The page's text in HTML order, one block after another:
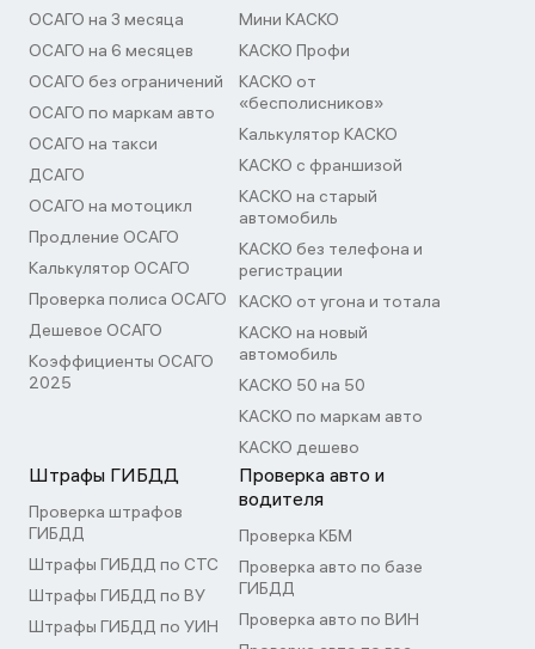
ОСАГО на 3 месяца
ОСАГО на 6 месяцев
ОСАГО без ограничений
ОСАГО по маркам авто
ОСАГО на такси
ДСАГО
ОСАГО на мотоцикл
Продление ОСАГО
Калькулятор ОСАГО
Проверка полиса ОСАГО
Дешевое ОСАГО
Коэффициенты ОСАГО
2025
Мини КАСКО
КАСКО Профи
КАСКО от
«бесполисников»
Калькулятор КАСКО
КАСКО с франшизой
КАСКО на старый
автомобиль
КАСКО без телефона и
регистрации
КАСКО от угона и тотала
КАСКО на новый
автомобиль
КАСКО 50 на 50
КАСКО по маркам авто
КАСКО дешево
Штрафы ГИБДД
Проверка штрафов
ГИБДД
Штрафы ГИБДД по СТС
Штрафы ГИБДД по ВУ
Штрафы ГИБДД по УИН
Проверка авто и
водителя
Проверка КБМ
Проверка авто по базе
ГИБДД
Проверка авто по ВИН